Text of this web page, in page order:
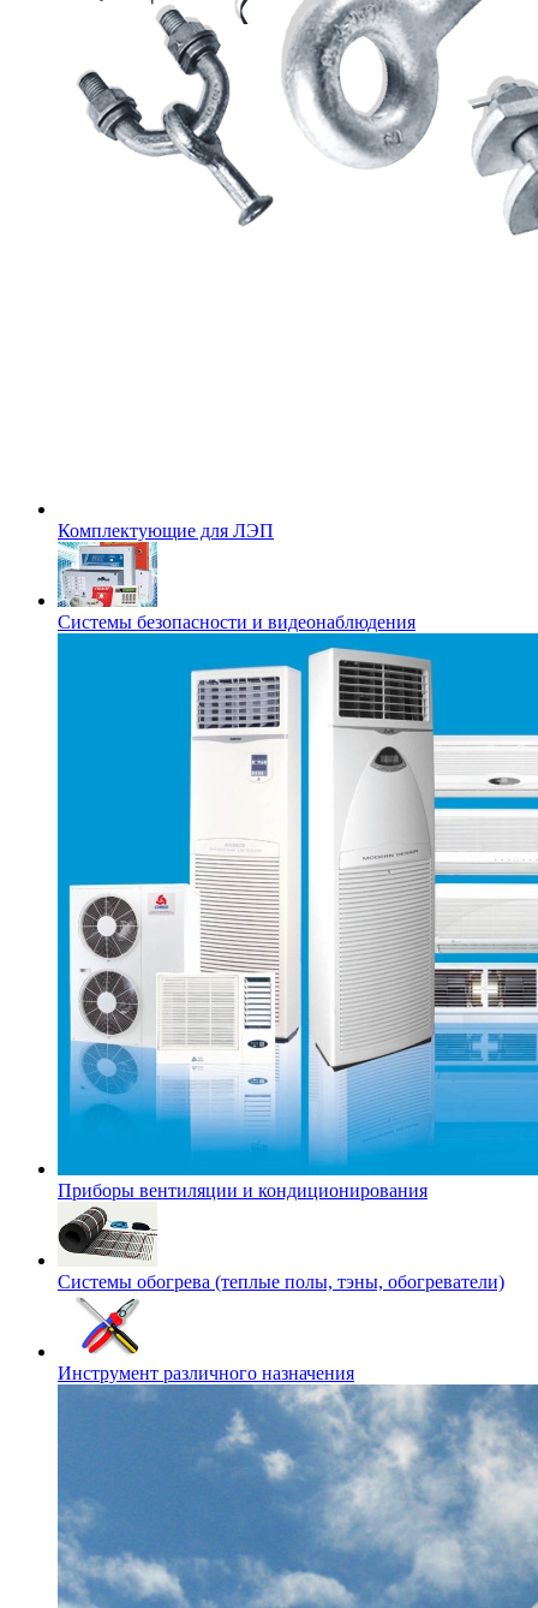
Комплектующие для ЛЭП
Системы безопасности и видеонаблюдения
Приборы вентиляции и кондиционирования
Системы обогрева (теплые полы, тэны, обогреватели)
Инструмент различного назначения